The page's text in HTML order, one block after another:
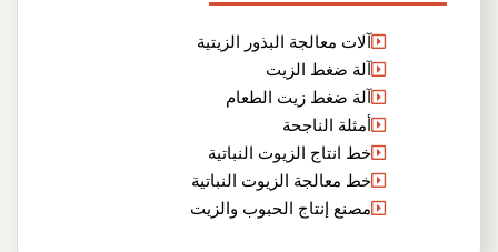
آلات معالجة البذور الزيتية
آلة ضغط الزيت
آلة ضغط زيت الطعام
أمثلة الناجحة
خط انتاج الزيوت النباتية
خط معالجة الزيوت النباتية
مصنع إنتاج الحبوب والزيت